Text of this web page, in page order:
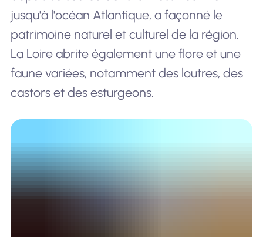
jusqu'à l'océan Atlantique, a façonné le
patrimoine naturel et culturel de la région.
La Loire abrite également une flore et une
faune variées, notamment des loutres, des
castors et des esturgeons.